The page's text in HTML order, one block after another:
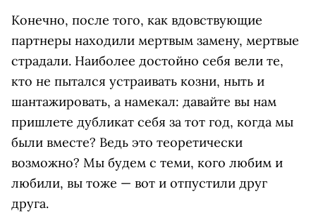
Конечно, после того, как вдовствующие
партнеры находили мертвым замену, мертвые
страдали. Наиболее достойно себя вели те,
кто не пытался устраивать козни, ныть и
шантажировать, а намекал: давайте вы нам
пришлете дубликат себя за тот год, когда мы
были вместе? Ведь это теоретически
возможно? Мы будем с теми, кого любим и
любили, вы тоже — вот и отпустили друг
друга.